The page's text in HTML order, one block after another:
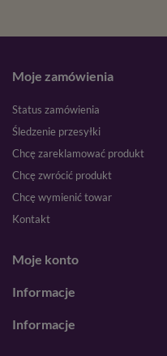
Moje zamówienia
Status zamówienia
Śledzenie przesyłki
Chcę zareklamować produkt
Chcę zwrócić produkt
Chcę wymienić towar
Kontakt
Moje konto
Informacje
Informacje